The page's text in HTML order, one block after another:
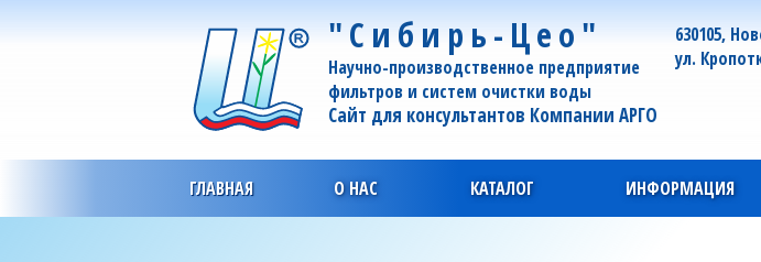
"Сибирь-Цео"
Научно-производственное предприятие
фильтров и систем очистки воды
Сайт для консультантов Компании АРГО
630105,
ул.
ГЛАВНАЯ О НАС КАТАЛОГ ИНФОРМАЦИЯ